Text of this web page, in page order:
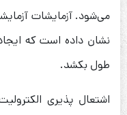
نشان داده است که
طول بکشد.
اشتعال پذیری